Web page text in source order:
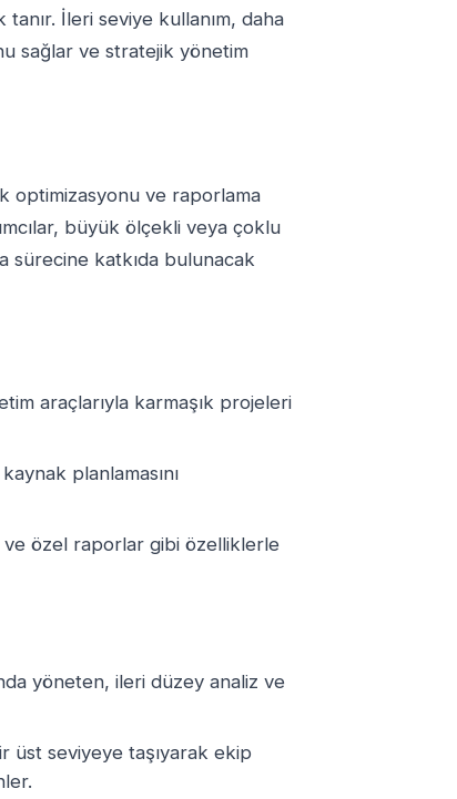
İleri seviye kullanım, daha
sağlar ve stratejik yönetim
optimizasyonu ve raporlama
büyük ölçekli veya çoklu
sürecine katkıda bulunacak
araçlarıyla karmaşık projeleri
planlamasını
özel raporlar gibi özelliklerle
yöneten, ileri düzey analiz ve
üst seviyeye taşıyarak ekip